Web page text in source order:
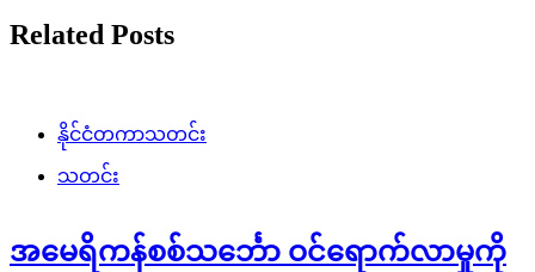
Related Posts
နိုင်ငံတကာသတင်း
သတင်း
အမေရိကန်စစ်သင်္ဘော ဝင်ရောက်လာမှုကို